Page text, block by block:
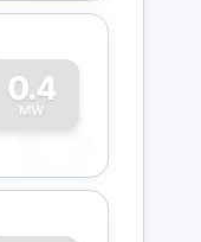
0.4
MW
0